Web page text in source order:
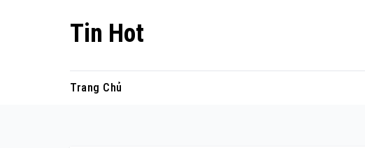
Tin Hot
Trang Chủ